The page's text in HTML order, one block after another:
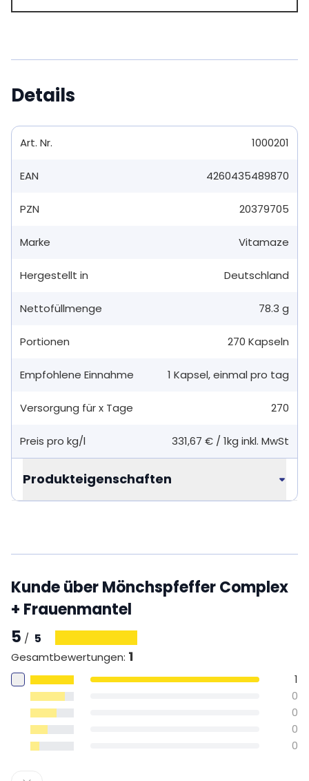
Details
Art. Nr. 1000201
EAN 4260435489870
PZN 20379705
Marke Vitamaze
Hergestellt in Deutschland
Nettofüllmenge 78.3 g
Portionen 270 Kapseln
Empfohlene Einnahme 1 Kapsel,einmal pro tag
Versorgung für x Tage 270
Preis pro kg/l 331,67 € / 1kg inkl. MwSt
Produkteigenschaften
Kunde über Mönchspfeffer Complex
+ Frauenmantel
5 / 5
Gesamtbewertungen: 1
1
0
0
0
0